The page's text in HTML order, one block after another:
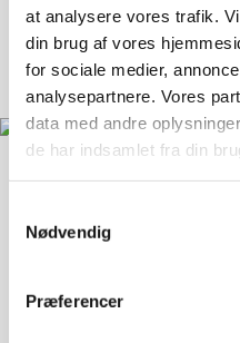
at analysere vores trafik.
din brug af vores
for sociale medier,
analysepartnere. Vores
data med andre
de har indsamlet fra din
Nødvendig
Præferencer